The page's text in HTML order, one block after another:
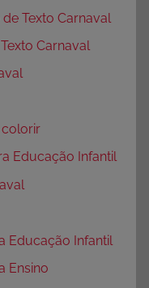
Texto Carnaval
Carnaval
colorir
Educação Infantil
Educação Infantil
Ensino